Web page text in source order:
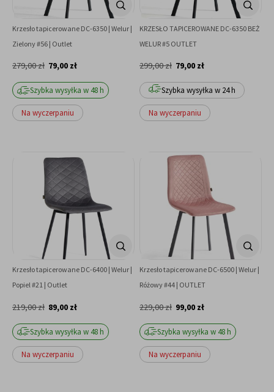
Krzesło tapicerowane DC-6350 | Welur |
Zielony #56 | Outlet
79,00 zł
279,00 zł
Szybka wysyłka w 48 h
Na wyczerpaniu
KRZESŁO TAPICEROWANE DC-6350 BEŻ
WELUR #5 OUTLET
79,00 zł
299,00 zł
Szybka wysyłka w 24 h
Na wyczerpaniu
Krzesło tapicerowane DC-6400 | Welur |
Popiel #21 | Outlet
89,00 zł
219,00 zł
Szybka wysyłka w 48 h
Na wyczerpaniu
Krzesło tapicerowane DC-6500 | Welur |
Różowy #44 | OUTLET
99,00 zł
229,00 zł
Szybka wysyłka w 48 h
Na wyczerpaniu